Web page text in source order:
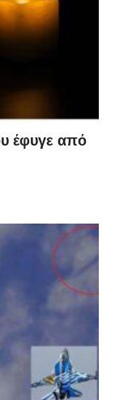
έφυγε από